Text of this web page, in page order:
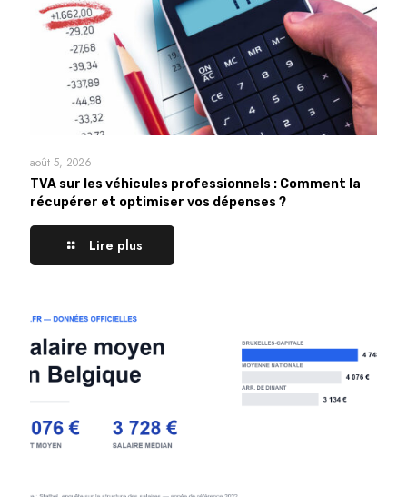
août 5, 2026
TVA sur les véhicules professionnels : Comment la
récupérer et optimiser vos dépenses ?
Lire plus